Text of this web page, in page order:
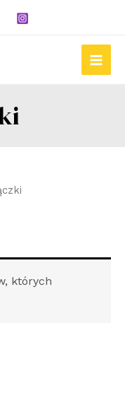
Main
których